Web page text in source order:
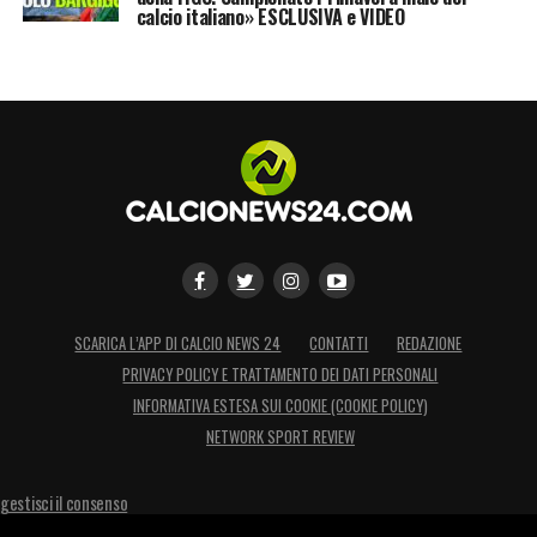
calcio italiano» ESCLUSIVA e VIDEO
SCARICA L’APP DI CALCIO NEWS 24 CONTATTI
REDAZIONE
PRIVACY POLICY E TRATTAMENTO DEI DATI PERSONALI
INFORMATIVA ESTESA SUI COOKIE (COOKIE POLICY)
NETWORK SPORT REVIEW
gestisci il consenso